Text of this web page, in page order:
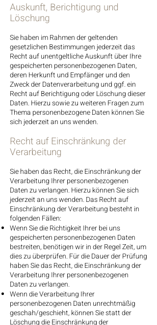
Auskunft, Berichtigung und
Löschung
Sie haben im Rahmen der geltenden
gesetzlichen Bestimmungen jederzeit das
Recht auf unentgeltliche Auskunft über Ihre
gespeicherten personenbezogenen Daten,
deren Herkunft und Empfänger und den
Zweck der Datenverarbeitung und ggf. ein
Recht auf Berichtigung oder Löschung dieser
Daten. Hierzu sowie zu weiteren Fragen zum
Thema personenbezogene Daten können Sie
sich jederzeit an uns wenden.
Recht auf Einschränkung der
Verarbeitung
Sie haben das Recht, die Einschränkung der
Verarbeitung Ihrer personenbezogenen
Daten zu verlangen. Hierzu können Sie sich
jederzeit an uns wenden. Das Recht auf
Einschränkung der Verarbeitung besteht in
folgenden Fällen:
Wenn Sie die Richtigkeit Ihrer bei uns
gespeicherten personenbezogenen Daten
bestreiten, benötigen wir in der Regel Zeit, um
dies zu überprüfen. Für die Dauer der Prüfung
haben Sie das Recht, die Einschränkung der
Verarbeitung Ihrer personenbezogenen
Daten zu verlangen.
Wenn die Verarbeitung Ihrer
personenbezogenen Daten unrechtmäßig
geschah/geschieht, können Sie statt der
Löschung die Einschränkung der